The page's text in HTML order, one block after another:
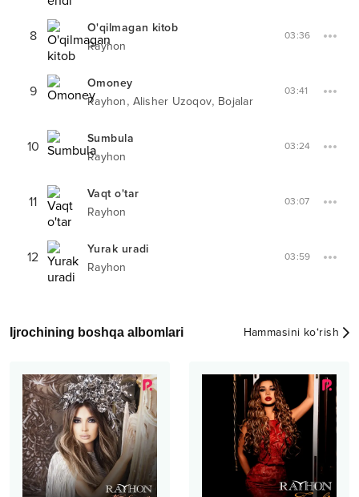
8
O'qilmagan kitob
Rayhon
03:36
9
Omoney
Rayhon, Alisher Uzoqov, Bojalar
03:41
10
Sumbula
Rayhon
03:24
11
Vaqt o'tar
Rayhon
03:07
12
Yurak uradi
Rayhon
03:59
Ijrochining boshqa albomlari Hammasini ko‘rish